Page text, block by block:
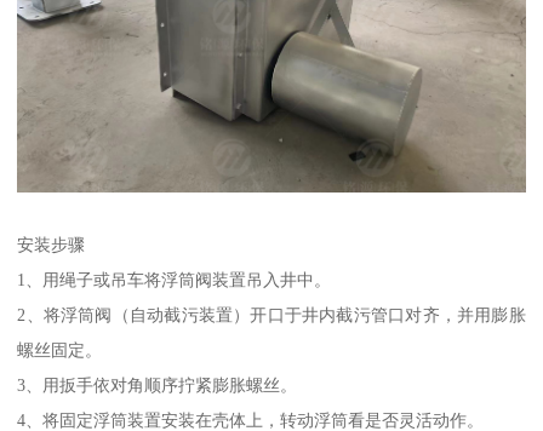
安装步骤
1、用绳子或吊车将浮筒阀装置吊入井中。
2、将浮筒阀（自动截污装置）开口于井内截污管口对齐，并用膨胀
螺丝固定。
3、用扳手依对角顺序拧紧膨胀螺丝。
4、将固定浮筒装置安装在壳体上，转动浮筒看是否灵活动作。